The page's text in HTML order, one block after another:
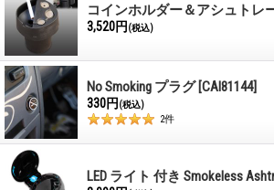
コインホルダー＆アシュトレ
3,520円 (税込)
No Smoking プラグ [CAI81144]
330円 (税込)
2件
LED ライト 付き Smokeless